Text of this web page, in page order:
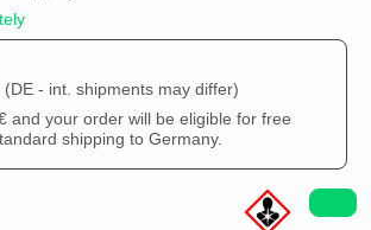
(DE - int. shipments may differ)
and your order will be eligible for free
shipping to Germany.